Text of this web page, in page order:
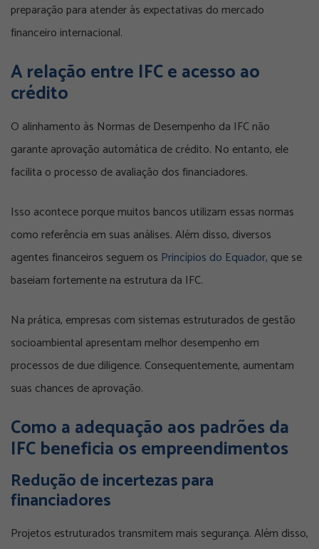
preparação para atender às expectativas do mercado
financeiro internacional.
A relação entre IFC e acesso ao
crédito
O alinhamento às Normas de Desempenho da IFC não
garante aprovação automática de crédito. No entanto, ele
facilita o processo de avaliação dos financiadores.
Isso acontece porque muitos bancos utilizam essas normas
como referência em suas análises. Além disso, diversos
agentes financeiros seguem os Princípios do Equador, que se
baseiam fortemente na estrutura da IFC.
Na prática, empresas com sistemas estruturados de gestão
socioambiental apresentam melhor desempenho em
processos de due diligence. Consequentemente, aumentam
suas chances de aprovação.
Como a adequação aos padrões da
IFC beneficia os empreendimentos
Redução de incertezas para
financiadores
Projetos estruturados transmitem mais segurança. Além disso,